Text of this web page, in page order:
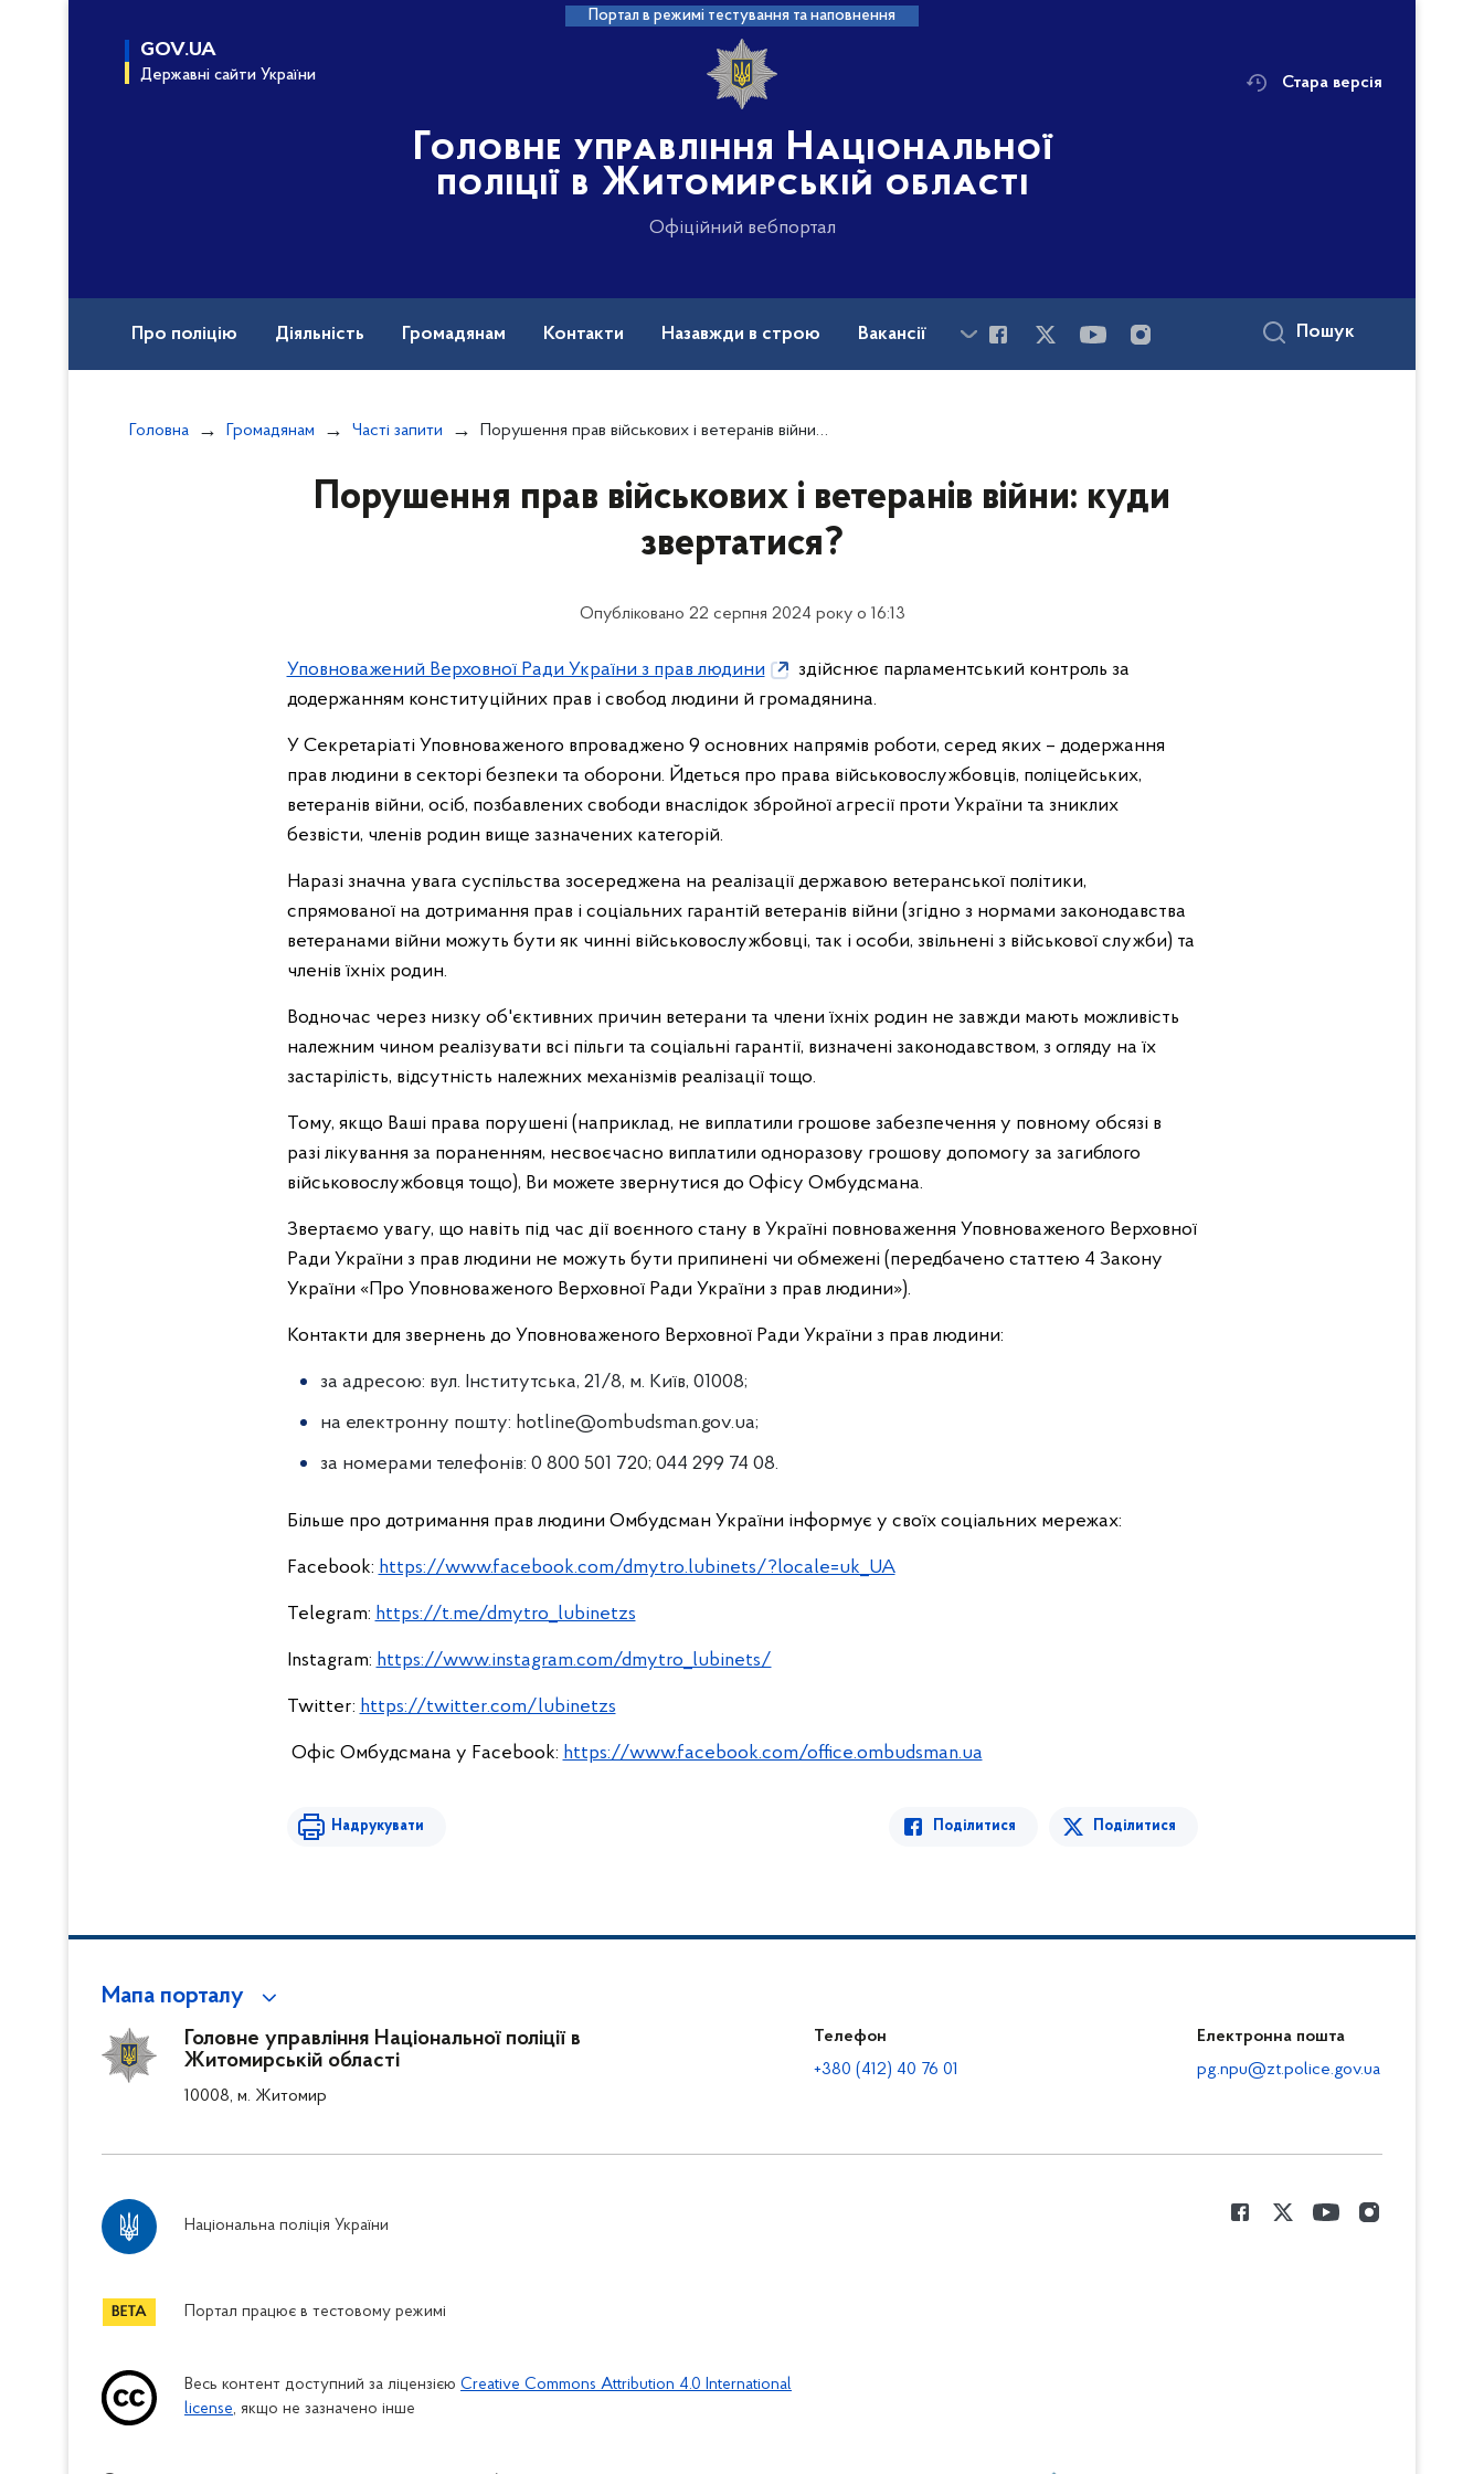
Портал в режимі тестування та наповнення
GOV.UA
Державні сайти України
Головне управління Національної
поліції в Житомирській області
Офіційний вебпортал
Стара версія
Про поліцію Діяльність Громадянам Контакти Назавжди в строю Вакансії Пошук
Головна Громадянам Часті запити Порушення прав військових і ветеранів війни: куди звертатися?
Порушення прав військових і ветеранів війни: куди
звертатися?
Опубліковано 22 серпня 2024 року о 16:13
Уповноважений Верховної Ради України з прав людини
здійснює парламентський контроль за
додержанням конституційних прав і свобод людини й громадянина.
У Секретаріаті Уповноваженого впроваджено 9 основних напрямів роботи, серед яких – додержання
прав людини в секторі безпеки та оборони. Йдеться про права військовослужбовців, поліцейських,
ветеранів війни, осіб, позбавлених свободи внаслідок збройної агресії проти України та зниклих
безвісти, членів родин вище зазначених категорій.
Наразі значна увага суспільства зосереджена на реалізації державою ветеранської політики,
спрямованої на дотримання прав і соціальних гарантій ветеранів війни (згідно з нормами законодавства
ветеранами війни можуть бути як чинні військовослужбовці, так і особи, звільнені з військової служби) та
членів їхніх родин.
Водночас через низку об'єктивних причин ветерани та члени їхніх родин не завжди мають можливість
належним чином реалізувати всі пільги та соціальні гарантії, визначені законодавством, з огляду на їх
застарілість, відсутність належних механізмів реалізації тощо.
Тому, якщо Ваші права порушені (наприклад, не виплатили грошове забезпечення у повному обсязі в
разі лікування за пораненням, несвоєчасно виплатили одноразову грошову допомогу за загиблого
військовослужбовця тощо), Ви можете звернутися до Офісу Омбудсмана.
Звертаємо увагу, що навіть під час дії воєнного стану в Україні повноваження Уповноваженого Верховної
Ради України з прав людини не можуть бути припинені чи обмежені (передбачено статтею 4 Закону
України «Про Уповноваженого Верховної Ради України з прав людини»).
Контакти для звернень до Уповноваженого Верховної Ради України з прав людини:
за адресою: вул. Інститутська, 21/8, м. Київ, 01008;
на електронну пошту: hotline@ombudsman.gov.ua;
за номерами телефонів: 0 800 501 720; 044 299 74 08.
Більше про дотримання прав людини Омбудсман України інформує у своїх соціальних мережах:
Facebook: https://www.facebook.com/dmytro.lubinets/?locale=uk_UA
Telegram: https://t.me/dmytro_lubinetzs
Instagram: https://www.instagram.com/dmytro_lubinets/
Twitter: https://twitter.com/lubinetzs
Офіс Омбудсмана у Facebook: https://www.facebook.com/office.ombudsman.ua
Надрукувати Поділитися Поділитися
Мапа порталу
Головне управління Національної поліції в
Житомирській області
10008, м. Житомир
Телефон
+380 (412) 40 76 01
Електронна пошта
pg.npu@zt.police.gov.ua
Національна поліція України
Портал працює в тестовому режимі
Весь контент доступний за ліцензією Creative Commons Attribution 4.0 International
license, якщо не зазначено інше